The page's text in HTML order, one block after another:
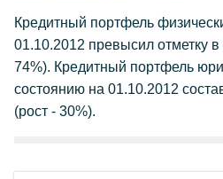
Кредитный портфель
01.10.2012 превысил отметку
74%). Кредитный портфель
состоянию на 01.10.2012
(рост - 30%).